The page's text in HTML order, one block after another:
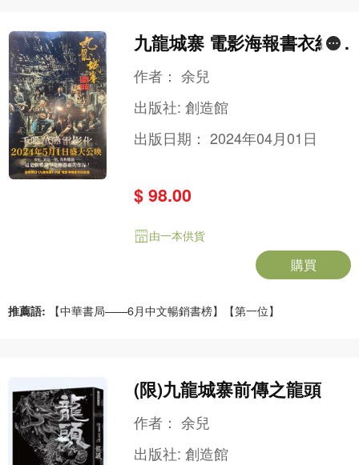
九龍城寨 電影海報書衣紀念
版
作者：余兒
出版社:創造館
出版日期：2024年04月01日
$ 98.00
由一本供貨
購買
推薦語: 【中華書局——6月中文暢銷書榜】【第一位】
(限)九龍城寨前傳之龍頭
作者：余兒
出版社:創造館